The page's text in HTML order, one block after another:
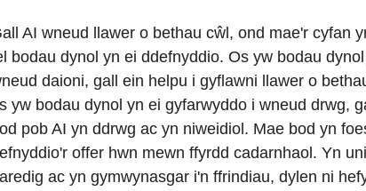
AI wneud llawer o bethau cŵl, ond mae'r cyfan
bodau dynol yn ei ddefnyddio. Os yw bodau
daioni, gall ein helpu i gyflawni llawer o
yw bodau dynol yn ei gyfarwyddo i wneud drwg,
pob AI yn ddrwg ac yn niweidiol. Mae bod yn
offer hwn mewn ffyrdd cadarnhaol. Yn
ac yn gymwynasgar i'n ffrindiau, dylen ni